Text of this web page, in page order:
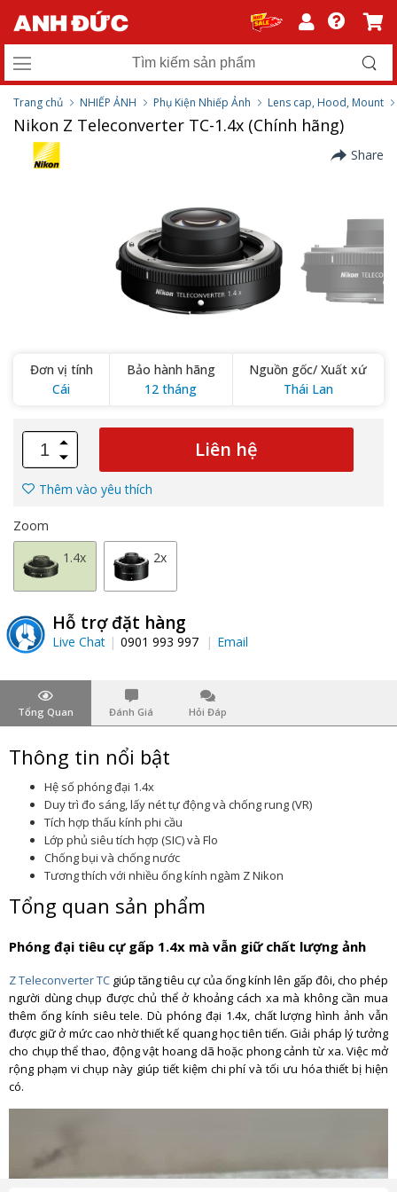
Trang chủ NHIẾP ẢNH Phụ Kiện Nhiếp Ảnh Lens cap, Hood, Mount
Nikon Z Teleconverter TC-1.4x (Chính hãng)
Share
Đơn vị tính
Cái
Bảo hành hãng
12 tháng
Nguồn gốc/ Xuất xứ
Thái Lan
Liên hệ
Thêm vào yêu thích
Zoom
1.4x
2x
Hỗ trợ đặt hàng
Live Chat 0901 993 997 Email
Tổng Quan Đánh Giá Hỏi Đáp
Thông tin nổi bật
Hệ số phóng đại 1.4x
Duy trì đo sáng, lấy nét tự động và chống rung (VR)
Tích hợp thấu kính phi cầu
Lớp phủ siêu tích hợp (SIC) và Flo
Chống bụi và chống nước
Tương thích với nhiều ống kính ngàm Z Nikon
Tổng quan sản phẩm
Phóng đại tiêu cự gấp 1.4x mà vẫn giữ chất lượng ảnh
Z Teleconverter TC giúp tăng tiêu cự của ống kính lên gấp đôi, cho phép
người dùng chụp được chủ thể ở khoảng cách xa mà không cần mua
thêm ống kính siêu tele. Dù phóng đại 1.4x, chất lượng hình ảnh vẫn
được giữ ở mức cao nhờ thiết kế quang học tiên tiến. Giải pháp lý tưởng
cho chụp thể thao, động vật hoang dã hoặc phong cảnh từ xa. Việc mở
rộng phạm vi chụp này giúp tiết kiệm chi phí và tối ưu hóa thiết bị hiện
có.